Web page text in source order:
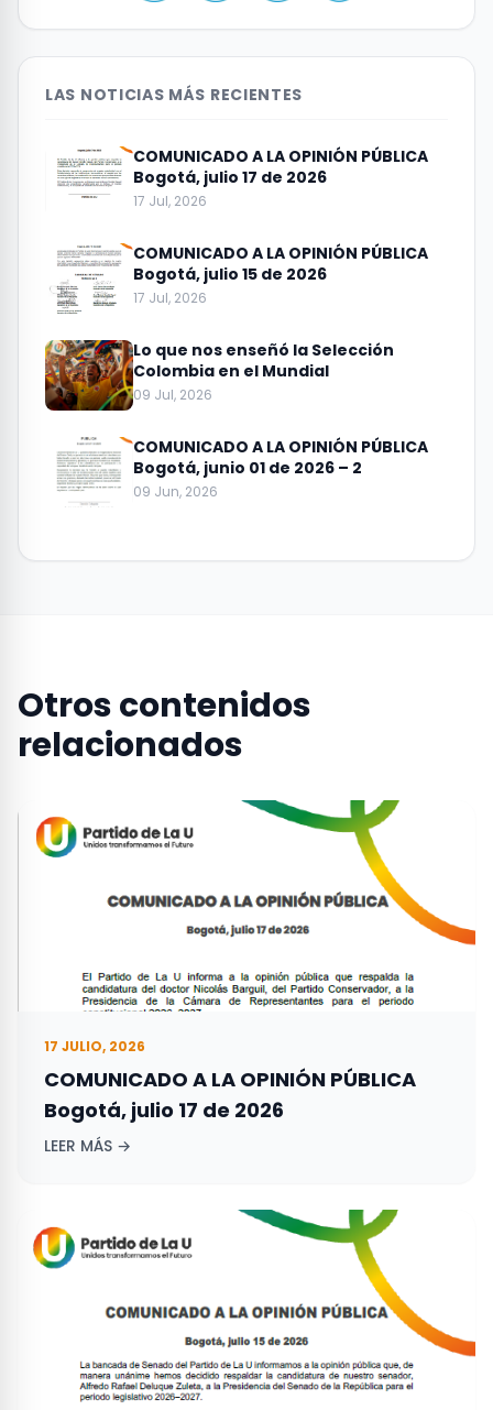
LAS NOTICIAS MÁS RECIENTES
COMUNICADO A LA OPINIÓN PÚBLICA
Bogotá, julio 17 de 2026
17 Jul, 2026
COMUNICADO A LA OPINIÓN PÚBLICA
Bogotá, julio 15 de 2026
17 Jul, 2026
Lo que nos enseñó la Selección
Colombia en el Mundial
09 Jul, 2026
COMUNICADO A LA OPINIÓN PÚBLICA
Bogotá, junio 01 de 2026 – 2
09 Jun, 2026
Otros contenidos
relacionados
17 JULIO, 2026
COMUNICADO A LA OPINIÓN PÚBLICA
Bogotá, julio 17 de 2026
LEER MÁS →